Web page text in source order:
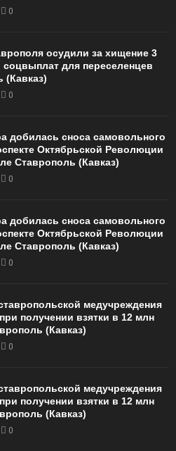
0
осудили за хищение 3
для переселенцев
(Кавказ)
0
добилась сноса самовольного
Октябрьской Революции
Ставрополь (Кавказ)
0
добилась сноса самовольного
Октябрьской Революции
Ставрополь (Кавказ)
0
медучреждения
получении взятки в 12 млн
(Кавказ)
0
медучреждения
получении взятки в 12 млн
(Кавказ)
0